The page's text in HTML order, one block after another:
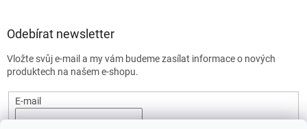
Odebírat newsletter
Vložte svůj e-mail a my vám budeme zasílat informace o nových
produktech na našem e-shopu.
E-mail